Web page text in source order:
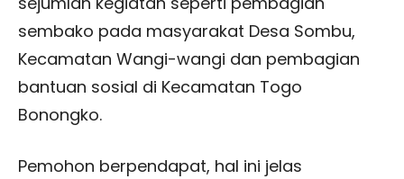
sembako pada masyarakat Desa Sombu,
Kecamatan Wangi-wangi dan pembagian
bantuan sosial di Kecamatan Togo
Bonongko.
Pemohon berpendapat, hal ini jelas